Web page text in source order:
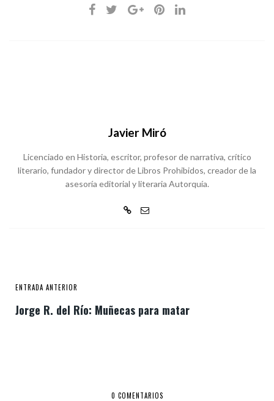
Javier Miró
Licenciado en Historia, escritor, profesor de narrativa, crítico
literario, fundador y director de Libros Prohibidos, creador de la
asesoría editorial y literaria Autorquía.
ENTRADA ANTERIOR
Jorge R. del Río: Muñecas para matar
0 COMENTARIOS